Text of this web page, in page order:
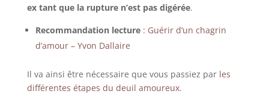
ex tant que la rupture n’est pas digérée.
Recommandation lecture: Guérir d’un chagrin
d’amour – Yvon Dallaire
Il va ainsi être nécessaire que vous passiez par les
différentes étapes du deuil amoureux.